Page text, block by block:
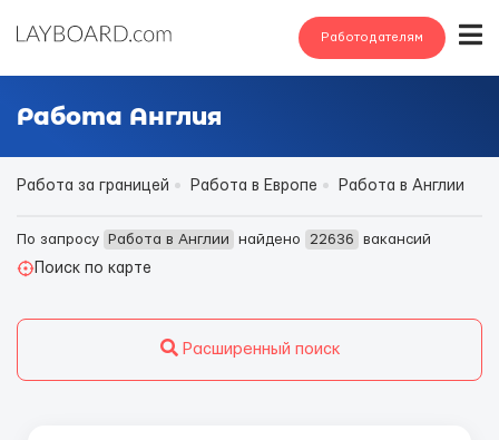
Работодателям
Работа Англия
Работа за границей Работа в Европе Работа в Англии
По запросу Работа в Англии найдено 22636
вакансий
Поиск по карте
Расширенный поиск